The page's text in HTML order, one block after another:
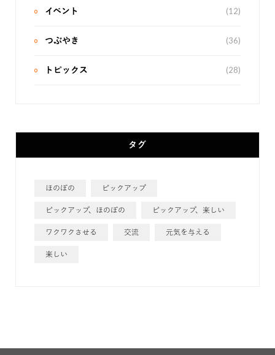
イベント (12)
つぶやき (36)
トピックス (28)
タグ
ほのぼの ピックアップ
ピックアップ、ほのぼの ピックアップ、楽しい
ワクワクさせる 交流 元気を与える
楽しい